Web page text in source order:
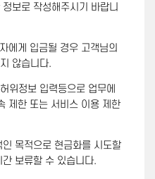
보로 작성해주시기 바랍니
에게 입금될 경우 고객님의
않습니다.
위정보 입력등으로 업무에
제한 또는 서비스 이용 제한
목적으로 현금화를 시도할
보류할 수 있습니다.